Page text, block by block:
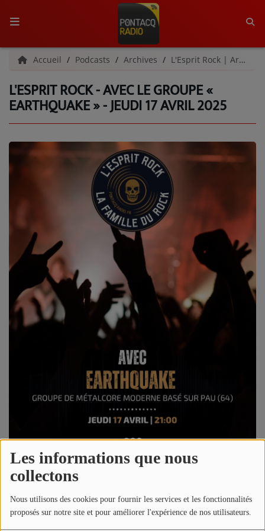
Les informations que nous
collectons
Nous utilisons des cookies pour fournir les services et les fonctionnalités
proposés sur notre site et pour améliorer l'expérience de nos utilisateurs.
ACCUEIL
RADIO
L'ÉQUIPE
GRILLE DES PROGRAMMES
C'ÉTAIT QUOI CE TITRE ?
MÉDIAS
PODCASTS - SAISON 2026/2027
NOS PROGRAMMES COURTS
ARCHIVES - SAISONS PASSÉES
VOS ÉMISSIONS EN IMAGES
ANNONCEURS & ESPACE PRO
VOTRE PUBLICITÉ SUR PONTACQ RADIO
LOCATION DE STUDIOS
ÉDUCATION AUX MÉDIAS ET À
L'INFORMATION
ÉCOUTEZ LES PRODUCTIONS
Accueil Podcasts Archives L'Esprit Rock | Archives
L'ESPRIT ROCK - AVEC LE GROUPE «
EARTHQUAKE » - JEUDI 17 AVRIL 2025
17 avril 2025 - 23:15
Écouter le podcast